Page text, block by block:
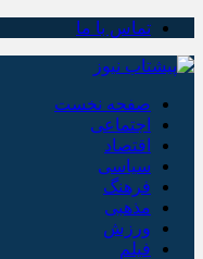
تماس با ما
صفحه نخست
اجتماعی
اقتصاد
سیاسی
فرهنگ
مذهبی
ورزش
فیلم